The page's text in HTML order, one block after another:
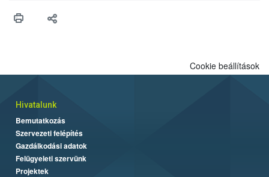
Cookie beállítások
Hivatalunk
Bemutatkozás
Szervezeti felépítés
Gazdálkodási adatok
Felügyeleti szervünk
Projektek